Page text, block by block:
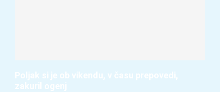
Poljak si je ob vikendu, v času prepovedi,
zakuril ogenj